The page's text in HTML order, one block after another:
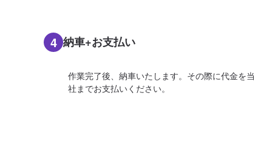
4 納車+お支払い
作業完了後、納車いたします。その際に代金を当
社までお支払いください。